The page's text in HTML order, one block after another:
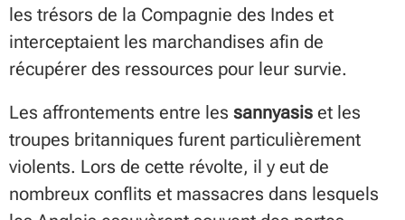
les trésors de la Compagnie des Indes et
interceptaient les marchandises afin de
récupérer des ressources pour leur survie.
Les affrontements entre les sannyasis et les
troupes britanniques furent particulièrement
violents. Lors de cette révolte, il y eut de
nombreux conflits et massacres dans lesquels